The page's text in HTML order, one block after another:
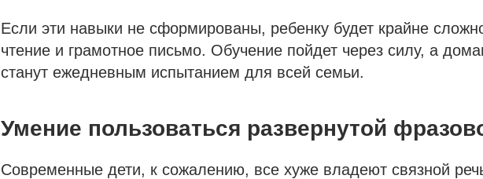
Если эти навыки не сформированы, ребенку будет крайне
чтение и грамотное письмо. Обучение пойдет через силу, а
станут ежедневным испытанием для всей семьи.
Умение пользоваться развернутой
Современные дети, к сожалению, все хуже владеют связной